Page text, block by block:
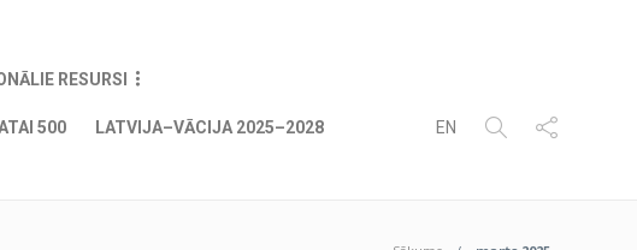
RESURSI
500 LATVIJA–VĀCIJA 2025–2028 EN